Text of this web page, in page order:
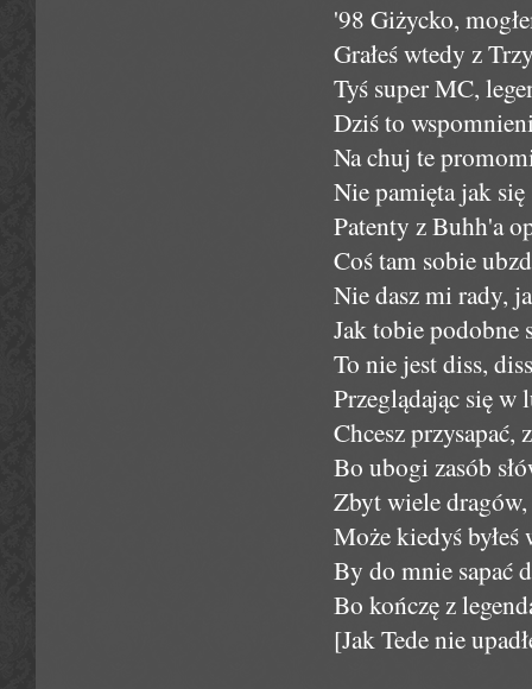
'98 Giżycko,
Grałeś wtedy z
Tyś super MC,
Dziś to
Na chuj te
Nie pamięta jak
Patenty z Buhh'a
Coś tam sobie
Nie dasz mi rady,
Jak tobie podobne
To nie jest diss,
Przeglądając się w
Chcesz
Bo ubogi zasób
Zbyt wiele
Może kiedyś
By do mnie sapać
Bo kończę z
[Jak Tede nie